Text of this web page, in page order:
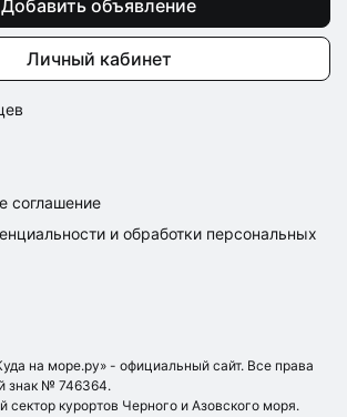
Добавить объявление
Личный кабинет
соглашение
на море.ру» - официальный сайт. Все права
знак № 746364.
сектор курортов Черного и Азовского моря.